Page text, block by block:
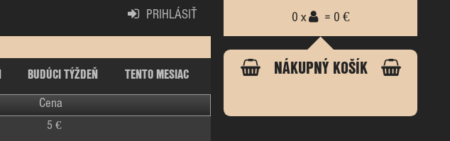
PRIHLÁSIŤ
BUDÚCI TÝŽDEŇ
TENTO MESIAC
Cena
0 x = 0 €
NÁKUPNÝ KOŠÍK
5 €